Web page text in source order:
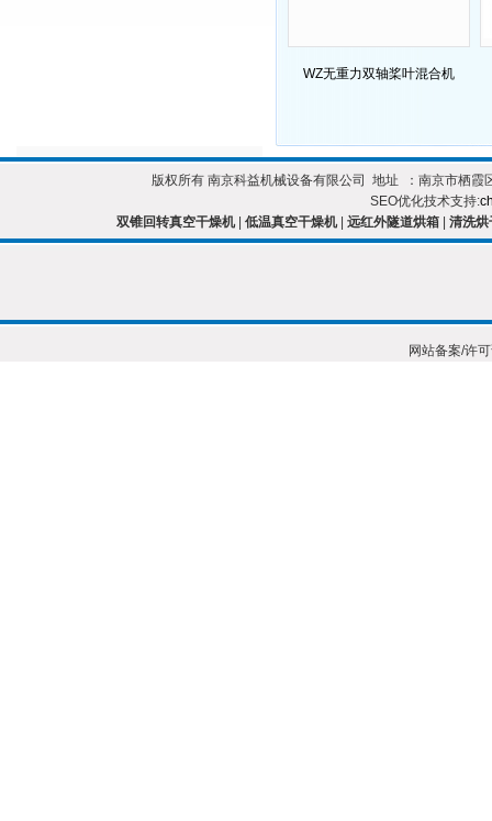
WZ无重力双轴桨叶混合机
版权所有 南京科益机械设备有限公司 地址 ：南京市栖
SEO优化技术支持:
双锥回转真空干燥机| 低温真空干燥机| 远红外隧道烘箱 清洗烘
网站备案/许